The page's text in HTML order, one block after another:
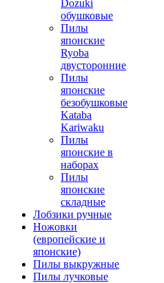
Dozuki
обушковые
Пилы
японские
Ryoba
двусторонние
Пилы
японские
безобушковые
Kataba
Kariwaku
Пилы
японские в
наборах
Пилы
японские
складные
Лобзики ручные
Ножовки
(европейские и
японские)
Пилы выкружные
Пилы лучковые